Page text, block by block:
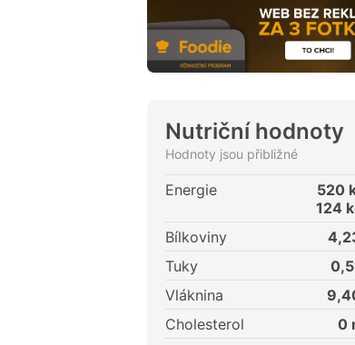
Nutriční hodnoty
Hodnoty jsou přibližné
Energie 520
124
Bílkoviny
Tuky
Vláknina
Cholesterol
0